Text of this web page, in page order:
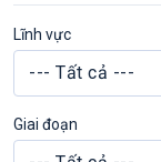
Lĩnh vực
Giai đoạn